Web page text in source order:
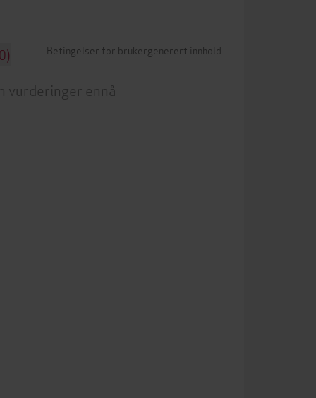
Betingelser for brukergenerert innhold
vurderinger ennå